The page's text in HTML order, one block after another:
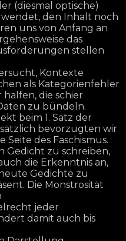
(diesmal optische)
den Inhalt noch
uns von Anfang an
das
stellen
Kontexte
als Kategorienfehler
die schier
zu bündeln.
beim 1. Satz der
bevorzugten wir
Seite des Faschismus.
Gedicht zu schreiben,
die Erkenntnis an,
Gedichte zu
Die Monstrosität
jeder
damit auch bis